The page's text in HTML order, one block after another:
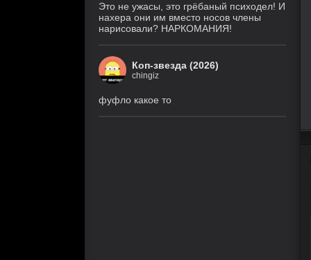
Это не ужасы, это грёбаный психодел! И
нахера они им вместо носов члены
нарисовали? НАРКОМАНИЯ!
Коп-звезда (2026)
chingiz
фуфло какое то